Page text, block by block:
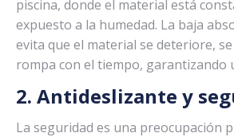
piscina, donde el material está
expuesto a la humedad. La baja
evita que el material se deteriore,
rompa con el tiempo, garantizando
2. Antideslizante y
La seguridad es una preocupación